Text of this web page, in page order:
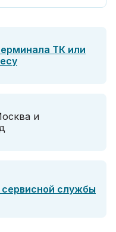
ТК или
и
службы